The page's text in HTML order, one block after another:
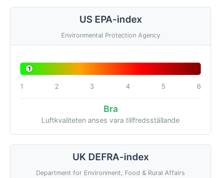
US EPA-index
Environmental Protection Agency
1
1 2 3 4 5 6
Bra
Luftkvaliteten anses vara tillfredsställande
UK DEFRA-index
Department for Environment, Food & Rural Affairs